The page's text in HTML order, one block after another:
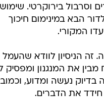
בירוקרטי. שימוש
הבא במינימום חיכוך
המקורי.
זה הניסיון לוודא שהעמל
את המנגנון ומפסיק
נעשה ומדוע,
את הדברים.